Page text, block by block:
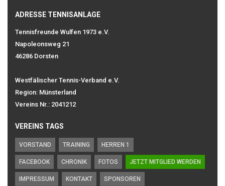
ADRESSE TENNISANLAGE
Tennisfreunde Wulfen 1973 e.V.
Napoleonsweg 21
46286 Dorsten
Westfälischer Tennis-Verband e.V.
Region: Münsterland
Vereins Nr.: 2041212
VEREINS TAGS
VORSTAND TRAINING HERREN 1
FACEBOOK CHRONIK FOTOS JETZT MITGLIED WERDEN
IMPRESSUM KONTAKT SPONSOREN